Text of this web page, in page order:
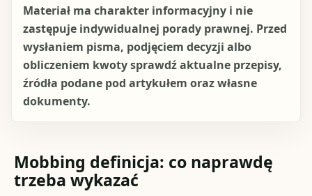
Materiał ma charakter informacyjny i nie
zastępuje indywidualnej porady prawnej. Przed
wysłaniem pisma, podjęciem decyzji albo
obliczeniem kwoty sprawdź aktualne przepisy,
źródła podane pod artykułem oraz własne
dokumenty.
Mobbing definicja: co naprawdę
trzeba wykazać